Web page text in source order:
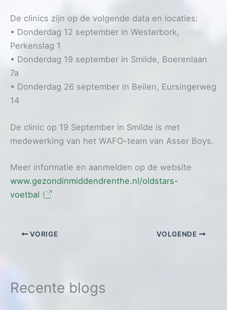
De clinics zijn op de volgende data en locaties:
• Donderdag 12 september in Westerbork,
Perkenslag 1
• Donderdag 19 september in Smilde, Boerenlaan
7a
• Donderdag 26 september in Beilen, Eursingerweg
14
De clinic op 19 September in Smilde is met
medewerking van het WAFO-team van Asser Boys.
Meer informatie en aanmelden op de website
www.gezondinmiddendrenthe.nl/oldstars-
voetbal
VORIGE VOLGENDE
Recente blogs